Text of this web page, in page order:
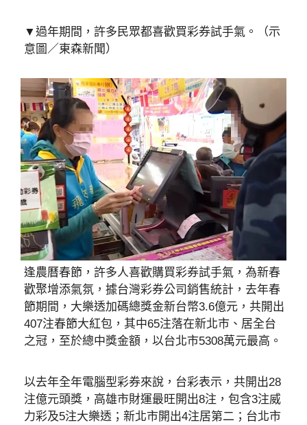
▼過年期間，許多民眾都喜歡買彩券試手氣。（示
意圖／東森新聞）
逢農曆春節，許多人喜歡購買彩券試手氣，為新春
歡聚增添氣氛，據台灣彩券公司銷售統計，去年春
節期間，大樂透加碼總獎金新台幣3.6億元，共開出
407注春節大紅包，其中65注落在新北市、居全台
之冠，至於總中獎金額，以台北市5308萬元最高。
以去年全年電腦型彩券來說，台彩表示，共開出28
注億元頭獎，高雄市財運最旺開出8注，包含3注威
力彩及5注大樂透；新北市開出4注居第二；台北市